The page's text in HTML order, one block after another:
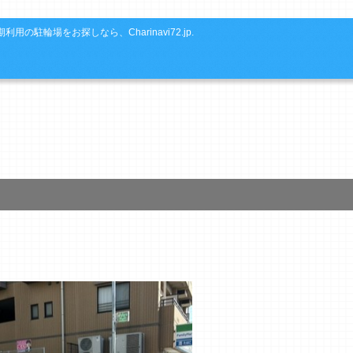
利用の駐輪場をお探しなら、Charinavi72.jp.